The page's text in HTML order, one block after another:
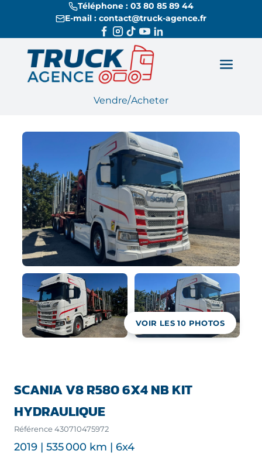
Téléphone : 03 80 85 89 44
E-mail : contact@truck-agence.fr
Vendre/Acheter
SCANIA V8 R580 6X4 NB KIT
HYDRAULIQUE
Référence430710475972
2019 | 535 000 km | 6x4
VOIR LES10 PHOTOS